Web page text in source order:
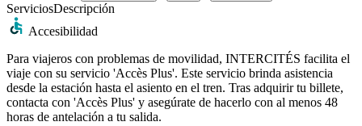
ServiciosDescripción
Accesibilidad
Para viajeros con problemas de movilidad, INTERCITÉS facilita el
viaje con su servicio 'Accès Plus'. Este servicio brinda asistencia
desde la estación hasta el asiento en el tren. Tras adquirir tu billete,
contacta con 'Accès Plus' y asegúrate de hacerlo con al menos 48
horas de antelación a tu salida.